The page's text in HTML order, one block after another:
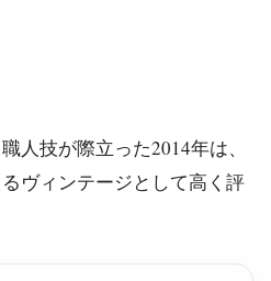
人技が際立った2014年は、
ヴィンテージとして高く評